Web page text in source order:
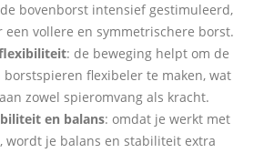
bovenborst intensief gestimuleerd,
een vollere en symmetrischere borst.
: de beweging helpt om de
borstspieren flexibeler te maken, wat
zowel spieromvang als kracht.
en balans: omdat je werkt met
wordt je balans en stabiliteit extra